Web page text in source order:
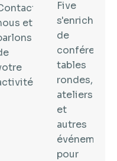
et
Five
s'enrichit
de
tables
rondes,
ateliers
et
autres
événements
pour